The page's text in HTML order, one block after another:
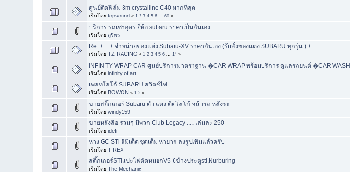
ศูนย์ติดฟิล์ม 3m crystalline C40 มากที่สุด
เริ่มโดยtopsound « 1 2 3 4 5 6 ...60 »
บริการ รถเช่าอุดร ยี่ห้อ subaru ราคาเป็นกันเอง
เริ่มโดยสุรีพร
Re: ++++ จำหน่ายของแต่ง Subaru-XV ราคากันเอง (รับสั่งของแต่ง SUBARU ทุกรุ่น ) ++
เริ่มโดยTZ-RACING « 1 2 3 4 5 6 14 »
INFINITY WRAP CAR ศูนย์บริการมาตราฐาน �CAR WRAP พร้อมบริการ ดูแลรถยนต์ �CAR WASH
เริ่มโดยinfinity of art
เพลทโลโก้ SUBARU สวิตช์ไฟ
เริ่มโดย BOWON « 1 2 »
ขายสติ๊กเกอร์ Subaru ดำ แดง ติดโลโก้ หน้ารถ หลังรถ
เริ่มโดยwindy159
ขายหลังสือ รวมๆ มีพวก Club Legacy ..... เล่มละ 250
เริ่มโดยidefi
หาง GC STi ลิมิเต็ด ชุดเต็ม หายาก ลงรูปเพิ่มแล้วครับ
เริ่มโดยT-REX
สติ๊กเกอร์STIแปะไฟตัดหมอกV5-6ข้างประตูsti,Nurburing
เริ่มโดยThe Mechanic